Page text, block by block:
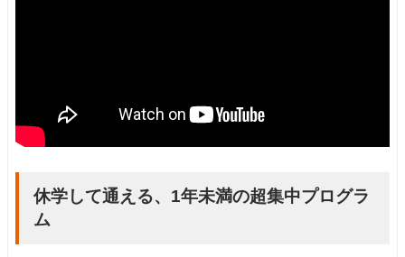
休学して通える、1年未満の超集中プログラ
ム